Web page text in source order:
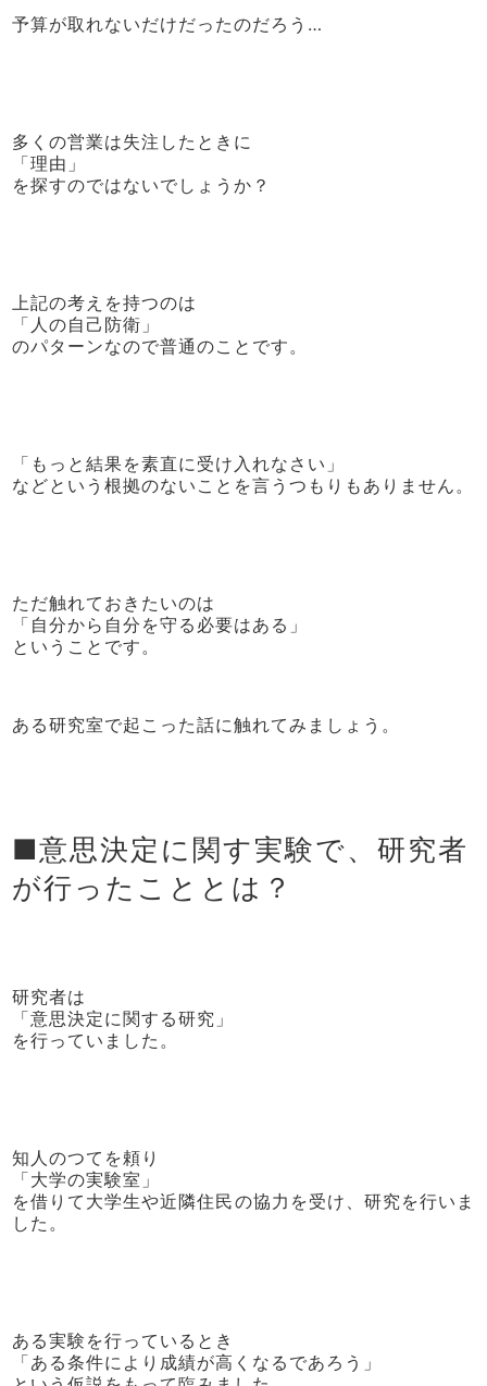
予算が取れないだけだったのだろう…
多くの営業は失注したときに
「理由」
を探すのではないでしょうか？
上記の考えを持つのは
「人の自己防衛」
のパターンなので普通のことです。
「もっと結果を素直に受け入れなさい」
などという根拠のないことを言うつもりもありません。
ただ触れておきたいのは
「自分から自分を守る必要はある」
ということです。
ある研究室で起こった話に触れてみましょう。
■意思決定に関す実験で、研究者
が行ったこととは？
研究者は
「意思決定に関する研究」
を行っていました。
知人のつてを頼り
「大学の実験室」
を借りて大学生や近隣住民の協力を受け、研究を行いま
した。
ある実験を行っているとき
「ある条件により成績が高くなるであろう」